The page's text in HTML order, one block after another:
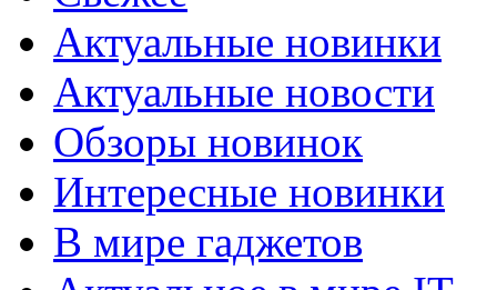
Актуальные новинки
Актуальные новости
Обзоры новинок
Интересные новинки
В мире гаджетов